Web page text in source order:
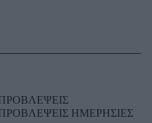
ΗΜΕΡΗΣΙΕΣ